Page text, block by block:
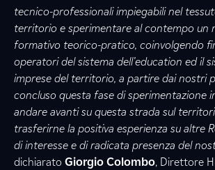
tecnico-professionali impiegabili nel
territorio e sperimentare al contempo un
formativo teorico-pratico, coinvolgendo
operatori del sistema dell’education ed il
imprese del territorio, a partire dai nostri
concluso questa fase di sperimentazione
andare avanti su questa strada sul
trasferirne la positiva esperienza su altre
di interesse e di radicata presenza del
dichiarato Giorgio Colombo, Direttore